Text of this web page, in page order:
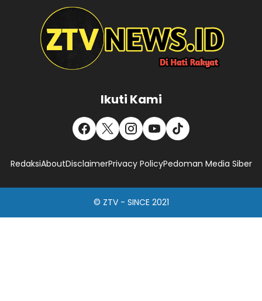
Ikuti Kami
RedaksiAboutDisclaimerPrivacy PolicyPedoman Media Siber
© ZTV - SINCE 2021